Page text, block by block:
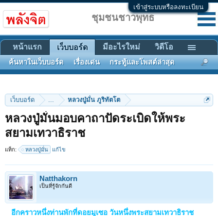
เข้าสู่ระบบหรือลงทะเบียน
เว็บบอร์ด ... หลวงปู่มั่น ภูริทัตโต
หลวงปู่มั่นมอบคาถาปัดระเบิดให้พระ
สยามเทวาธิราช
แท็ก: หลวงปู่มั่น แก้ไข
Natthakorn
เป็นที่รู้จักกันดี
อีกคราวหนึ่งท่านพักที่ดอยมูเซอ วันหนึ่งพระสยามเทวาธิราช
ชุมชนชาวพุทธ
หน้าแรก เว็บบอร์ด
ค้นหาในเว็บบอร์ด เรื่องเด่น กระทู้และโพสต์ล่าสุด
มีอะไรใหม่ วิดีโอ